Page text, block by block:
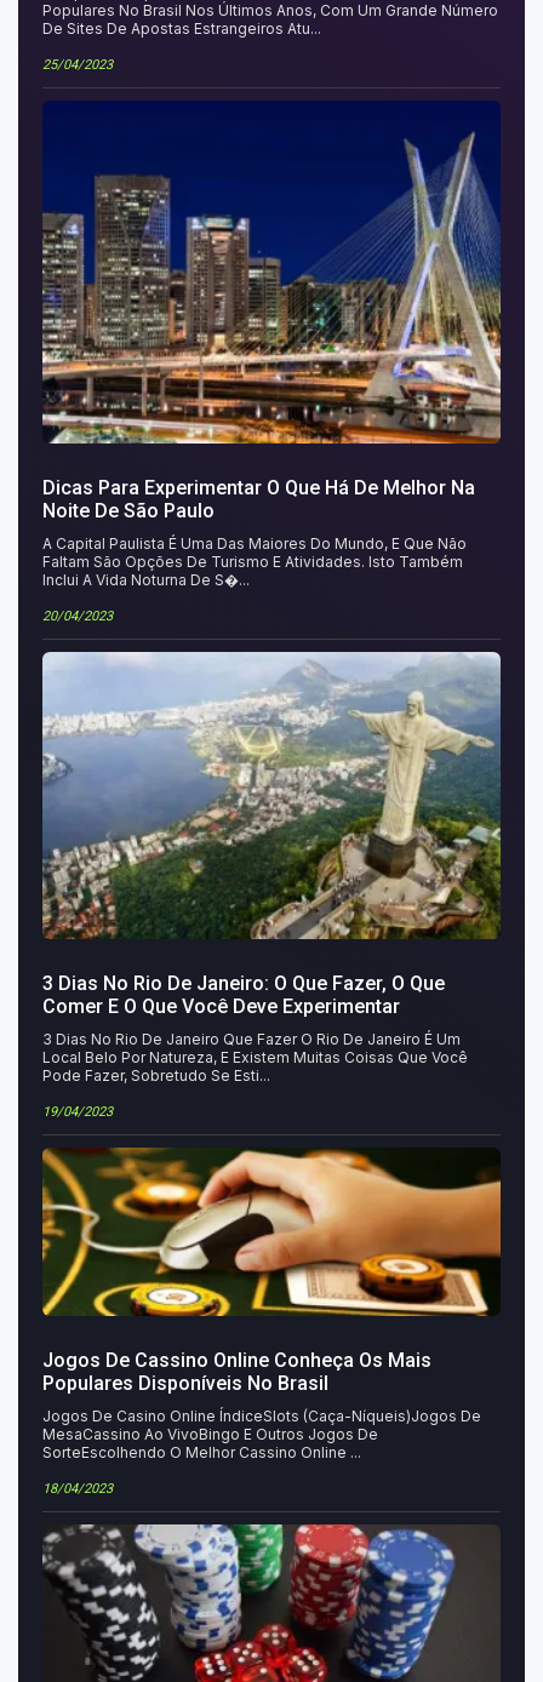
Populares No Brasil Nos Últimos Anos, Com Um Grande Número
De Sites De Apostas Estrangeiros Atu...
25/04/2023
Dicas Para Experimentar O Que Há De Melhor Na
Noite De São Paulo
A Capital Paulista É Uma Das Maiores Do Mundo, E Que Não
Faltam São Opções De Turismo E Atividades. Isto Também
Inclui A Vida Noturna De S�...
20/04/2023
3 Dias No Rio De Janeiro: O Que Fazer, O Que
Comer E O Que Você Deve Experimentar
3 Dias No Rio De Janeiro Que Fazer O Rio De Janeiro É Um
Local Belo Por Natureza, E Existem Muitas Coisas Que Você
Pode Fazer, Sobretudo Se Esti...
19/04/2023
Jogos De Cassino Online Conheça Os Mais
Populares Disponíveis No Brasil
Jogos De Casino Online ÍndiceSlots (Caça-Níqueis)Jogos De
MesaCassino Ao VivoBingo E Outros Jogos De
SorteEscolhendo O Melhor Cassino Online ...
18/04/2023